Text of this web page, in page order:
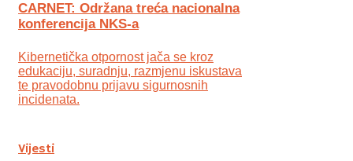
CARNET: Održana treća nacionalna
konferencija NKS-a
Kibernetička otpornost jača se kroz
edukaciju, suradnju, razmjenu iskustava
te pravodobnu prijavu sigurnosnih
incidenata.
Vijesti